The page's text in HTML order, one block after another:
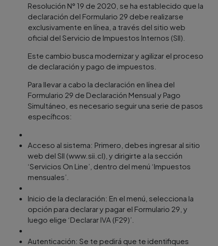
Resolución N° 19 de 2020, se ha establecido que la
declaración del Formulario 29 debe realizarse
exclusivamente en línea, a través del sitio web
oficial del Servicio de Impuestos Internos (SII).
Este cambio busca modernizar y agilizar el proceso
de declaración y pago de impuestos.
Para llevar a cabo la declaración en línea del
Formulario 29 de Declaración Mensual y Pago
Simultáneo, es necesario seguir una serie de pasos
específicos:
Acceso al sistema: Primero, debes ingresar al sitio
web del SII (www.sii.cl), y dirigirte a la sección
‘Servicios On Line’, dentro del menú ‘Impuestos
mensuales’.
Inicio de la declaración: En el menú, selecciona la
opción para declarar y pagar el Formulario 29, y
luego elige ‘Declarar IVA (F29)’.
Autenticación: Se te pedirá que te identifiques